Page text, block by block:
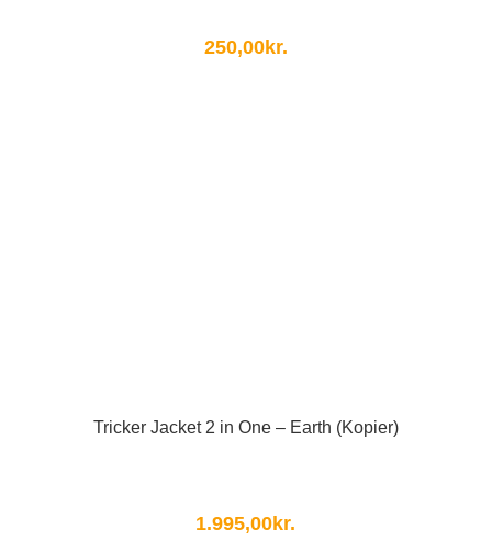
250,00kr.
Tricker Jacket 2 in One – Earth (Kopier)
1.995,00kr.